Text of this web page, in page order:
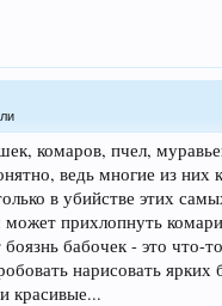
комаров, пчел,
ведь многие из них
в убийстве этих
прихлопнуть
бабочек - это что-
нарисовать ярких
красивые...